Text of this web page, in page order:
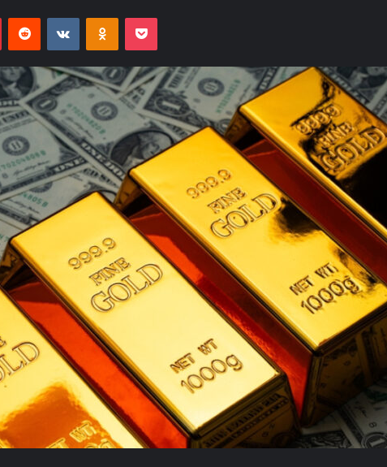
PinterestReddit VKontakteOdnoklassniki
Pocket